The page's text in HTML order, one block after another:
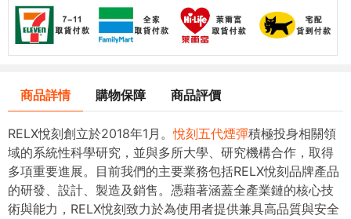
商品詳情 購物保障 商品評價
RELX悅刻創立於2018年1月。悅刻五代煙彈積極投身相關領
域的系統性科學研究，並與多所大學、研究機構合作，取得
多項重要進展。目前我們的主要業務包括RELX悅刻品牌產品
的研發、設計、製造及銷售。憑藉著涵蓋全產業鏈的核心技
術與能力，RELX悅刻致力於為使用者提供兼具高品質與安全